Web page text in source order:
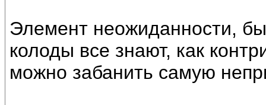
Элемент неожиданности,
колоды все знают, как
можно забанить самую